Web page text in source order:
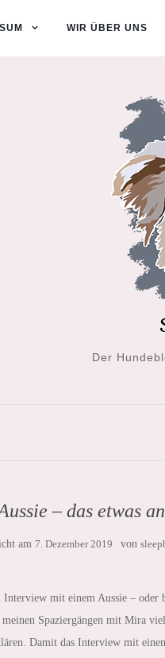
WIR ÜBER UNS
Der
– das etwas
am 7. Dezember 2019 von
mit einem Aussie – oder
Spaziergängen mit Mira
Damit das Interview mit